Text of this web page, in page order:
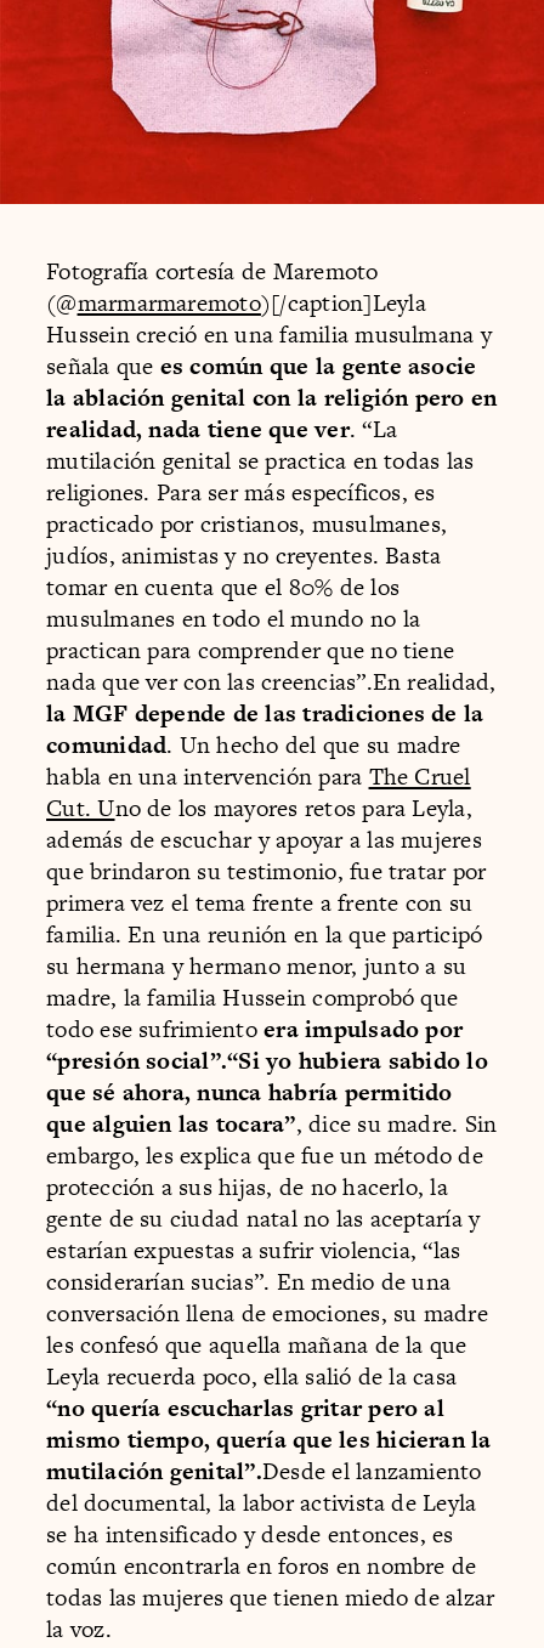
Fotografía cortesía de Maremoto
(@marmarmaremoto)[/caption]Leyla
Hussein creció en una familia musulmana y
señala que es común que la gente asocie
la ablación genital con la religión pero en
realidad, nada tiene que ver. “La
mutilación genital se practica en todas las
religiones. Para ser más específicos, es
practicado por cristianos, musulmanes,
judíos, animistas y no creyentes. Basta
tomar en cuenta que el 80% de los
musulmanes en todo el mundo no la
practican para comprender que no tiene
nada que ver con las creencias”.En realidad,
la MGF depende de las tradiciones de la
comunidad. Un hecho del que su madre
habla en una intervención para The Cruel
Cut. Uno de los mayores retos para Leyla,
además de escuchar y apoyar a las mujeres
que brindaron su testimonio, fue tratar por
primera vez el tema frente a frente con su
familia. En una reunión en la que participó
su hermana y hermano menor, junto a su
madre, la familia Hussein comprobó que
todo ese sufrimientoera impulsado por
“presión social”.“Si yo hubiera sabido lo
que sé ahora, nunca habría permitido
que alguien las tocara”, dice su madre. Sin
embargo, les explica que fue un método de
protección a sus hijas, de no hacerlo, la
gente de su ciudad natal no las aceptaría y
estarían expuestas a sufrir violencia, “las
considerarían sucias”. En medio de una
conversación llena de emociones, su madre
les confesó que aquella mañana de la que
Leyla recuerda poco, ella salió de la casa
“no quería escucharlas gritar pero al
mismo tiempo, quería que les hicieran la
mutilación genital”.Desde el lanzamiento
del documental, la labor activista de Leyla
se ha intensificado y desde entonces, es
común encontrarla en foros en nombre de
todas las mujeres que tienen miedo de alzar
la voz.